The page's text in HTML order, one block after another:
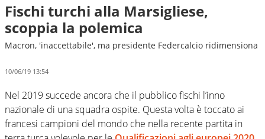
Fischi turchi alla Marsigliese,
scoppia la polemica
Macron, 'inaccettabile', ma presidente Federcalcio ridimensiona
10/06/19 13:54
Nel 2019 succede ancora che il pubblico fischi l’inno
nazionale di una squadra ospite. Questa volta è toccato ai
francesi campioni del mondo che nella recente partita in